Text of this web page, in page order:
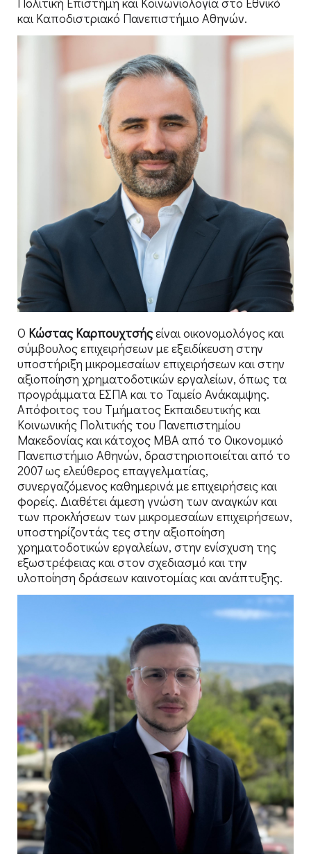
και Καποδιστριακό Πανεπιστήμιο Αθηνών.
Ο Κώστας Καρπουχτσήςείναι οικονομολόγος και
σύμβουλος επιχειρήσεων με εξειδίκευση στην
υποστήριξη μικρομεσαίων επιχειρήσεων και στην
αξιοποίηση χρηματοδοτικών εργαλείων, όπως τα
προγράμματα ΕΣΠΑ και το Ταμείο Ανάκαμψης.
Απόφοιτος του Τμήματος Εκπαιδευτικής και
Κοινωνικής Πολιτικής του Πανεπιστημίου
Μακεδονίας και κάτοχος MBA από το Οικονομικό
Πανεπιστήμιο Αθηνών, δραστηριοποιείται από το
2007 ως ελεύθερος επαγγελματίας,
συνεργαζόμενος καθημερινά με επιχειρήσεις και
φορείς. Διαθέτει άμεση γνώση των αναγκών και
των προκλήσεων των μικρομεσαίων επιχειρήσεων,
υποστηρίζοντάς τες στην αξιοποίηση
χρηματοδοτικών εργαλείων, στην ενίσχυση της
εξωστρέφειας και στον σχεδιασμό και την
υλοποίηση δράσεων καινοτομίας και ανάπτυξης.